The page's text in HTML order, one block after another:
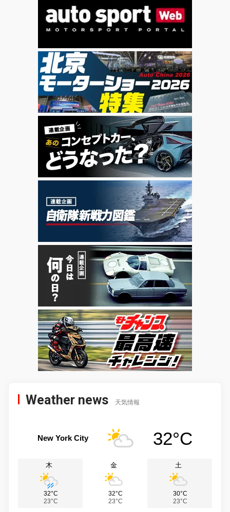
Weather news 天気情報
New York City 32°C
木
32°C
23°C
金
32°C
23°C
土
30°C
23°C